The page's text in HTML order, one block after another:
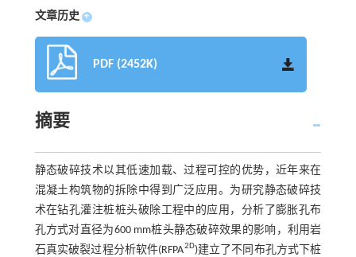
文章历史 +
PDF (2452K)
摘要
静态破碎技术以其低速加载、过程可控的优势，近年来在
混凝土构筑物的拆除中得到广泛应用。为研究静态破碎技
术在钻孔灌注桩桩头破除工程中的应用，分析了膨胀孔布
孔方式对直径为600 mm桩头静态破碎效果的影响，利用岩
石真实破裂过程分析软件(RFPA2D)建立了不同布孔方式下桩